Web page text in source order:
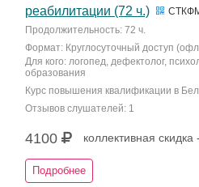
реабилитации (72 ч.)
Продолжительность: 72 ч.
Формат: Круглосуточный доступ
Для кого: логопед, дефектолог,
образования
Курс повышения квалификации в
Отзывов слушателей: 1
4100 коллективная скидка
Подробнее